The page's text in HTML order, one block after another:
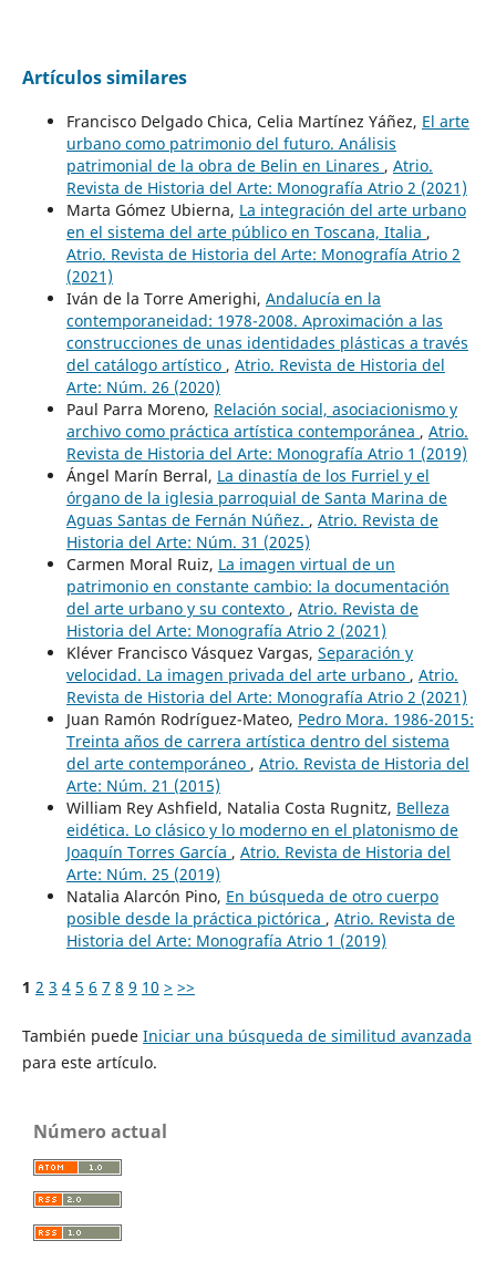
Artículos similares
Francisco Delgado Chica, Celia Martínez Yáñez, El arte
urbano como patrimonio del futuro. Análisis
patrimonial de la obra de Belin en Linares , Atrio.
Revista de Historia del Arte: Monografía Atrio 2 (2021)
Marta Gómez Ubierna, La integración del arte urbano
en el sistema del arte público en Toscana, Italia ,
Atrio. Revista de Historia del Arte: Monografía Atrio 2
(2021)
Iván de la Torre Amerighi, Andalucía en la
contemporaneidad: 1978-2008. Aproximación a las
construcciones de unas identidades plásticas a través
del catálogo artístico , Atrio. Revista de Historia del
Arte: Núm. 26 (2020)
Paul Parra Moreno, Relación social, asociacionismo y
archivo como práctica artística contemporánea , Atrio.
Revista de Historia del Arte: Monografía Atrio 1 (2019)
Ángel Marín Berral, La dinastía de los Furriel y el
órgano de la iglesia parroquial de Santa Marina de
Aguas Santas de Fernán Núñez. , Atrio. Revista de
Historia del Arte: Núm. 31 (2025)
Carmen Moral Ruiz, La imagen virtual de un
patrimonio en constante cambio: la documentación
del arte urbano y su contexto , Atrio. Revista de
Historia del Arte: Monografía Atrio 2 (2021)
Kléver Francisco Vásquez Vargas, Separación y
velocidad. La imagen privada del arte urbano , Atrio.
Revista de Historia del Arte: Monografía Atrio 2 (2021)
Juan Ramón Rodríguez-Mateo, Pedro Mora. 1986-2015:
Treinta años de carrera artística dentro del sistema
del arte contemporáneo , Atrio. Revista de Historia del
Arte: Núm. 21 (2015)
William Rey Ashfield, Natalia Costa Rugnitz, Belleza
eidética. Lo clásico y lo moderno en el platonismo de
Joaquín Torres García , Atrio. Revista de Historia del
Arte: Núm. 25 (2019)
Natalia Alarcón Pino, En búsqueda de otro cuerpo
posible desde la práctica pictórica , Atrio. Revista de
Historia del Arte: Monografía Atrio 1 (2019)
1 2 3 4 5 6 7 8 9 10 > >>
También puede Iniciar una búsqueda de similitud avanzada
para este artículo.
Número actual